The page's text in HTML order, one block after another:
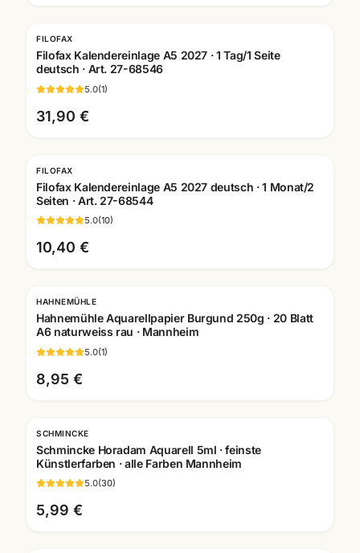
FILOFAX
Filofax Kalendereinlage A5 2027 · 1 Tag/1 Seite
deutsch · Art. 27-68546
5.0(1)
31,90 €
FILOFAX
Filofax Kalendereinlage A5 2027 deutsch · 1 Monat/2
Seiten · Art. 27-68544
5.0(10)
10,40 €
HAHNEMÜHLE
Hahnemühle Aquarellpapier Burgund 250g · 20 Blatt
A6 naturweiss rau · Mannheim
5.0(1)
8,95 €
SCHMINCKE
Schmincke Horadam Aquarell 5ml · feinste
Künstlerfarben · alle Farben Mannheim
5.0(30)
5,99 €